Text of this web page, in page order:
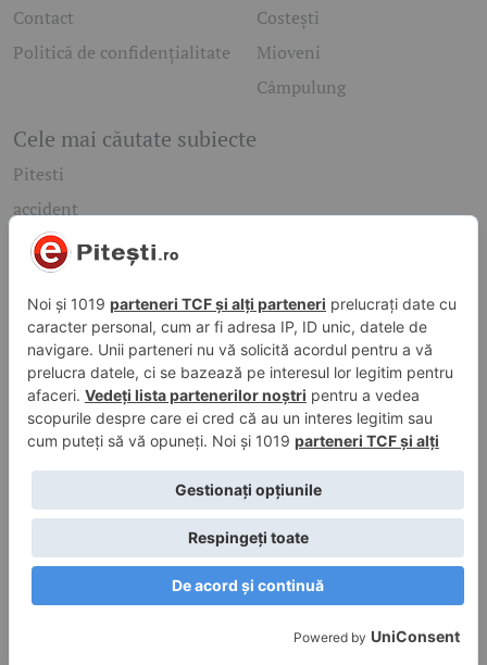
Contact
Politică de confidențialitate
Costești
Mioveni
Câmpulung
Cele mai căutate subiecte
Pitesti
accident
Arges
politia
mioveni
Caută rapid știrile care te interesează
Găsește cele mai recente știri, evenimente și subiecte de
interes din orașul tău. Introdu un cuvânt-cheie și descoperă
informațiile de care ai nevoie!
Caută
WebFixer.ro